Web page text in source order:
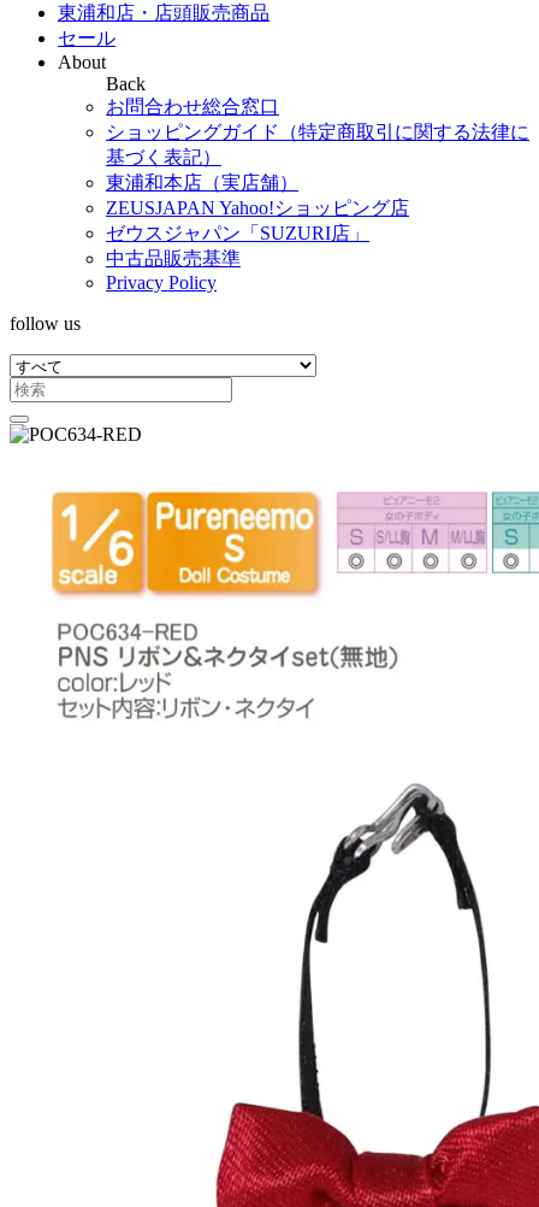
東浦和店・店頭販売商品
セール
About
Back
お問合わせ総合窓口
ショッピングガイド（特定商取引に関する法律に
基づく表記）
東浦和本店（実店舗）
ZEUSJAPAN Yahoo!ショッピング店
ゼウスジャパン「SUZURI店」
中古品販売基準
Privacy Policy
follow us